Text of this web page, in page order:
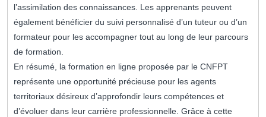
l’assimilation des connaissances. Les apprenants peuvent
également bénéficier du suivi personnalisé d’un tuteur ou d’un
formateur pour les accompagner tout au long de leur parcours
de formation.
En résumé, la formation en ligne proposée par le CNFPT
représente une opportunité précieuse pour les agents
territoriaux désireux d’approfondir leurs compétences et
d’évoluer dans leur carrière professionnelle. Grâce à cette